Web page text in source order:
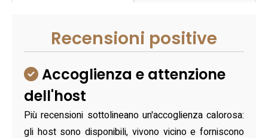
Recensioni positive
Accoglienza e attenzione
dell'host
Più recensioni sottolineano un'accoglienza calorosa:
gli host sono disponibili, vivono vicino e forniscono